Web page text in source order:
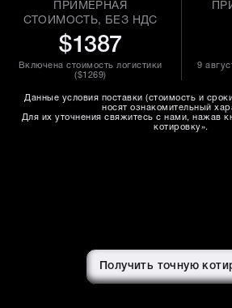
ПРИМЕРНАЯ
СТОИМОСТЬ, БЕЗ НДС
$1387
Включена стоимость логистики
($1269)
9
Данные условия поставки (стоимость и
носят ознакомительный
Для их уточнения свяжитесь с нами, нажав
котировку».
Получить точную